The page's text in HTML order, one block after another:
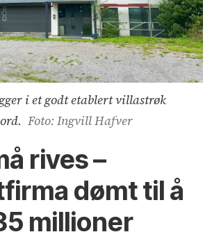
i et godt etablert villastrøk
Foto: Ingvill Hafver
rives –
dømt til å
millioner